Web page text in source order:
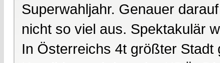
Superwahljahr. Genauer
nicht so viel aus. Spektakulär
In Österreichs 4t größter